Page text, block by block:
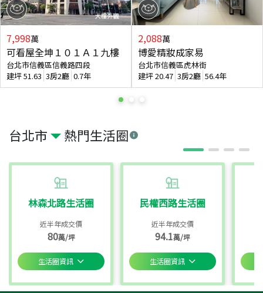
台北市 熱門生活圈
林森北路生活圈
近半年成交價
80萬/坪
生活圈資訊
民權西路生活圈
近半年成交價
94.1萬/坪
生活圈資訊
7,998萬
可看屋全坤１０１Ａ１九樓
台北市信義區信義路四段
建坪51.63 3房2廳 0.7年
2,088萬
博愛精妝成家易
台北市信義區虎林街
建坪20.47 3房2廳 56.4年